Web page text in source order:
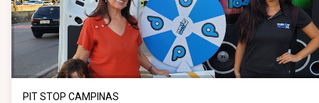
PIT STOP CAMPINAS